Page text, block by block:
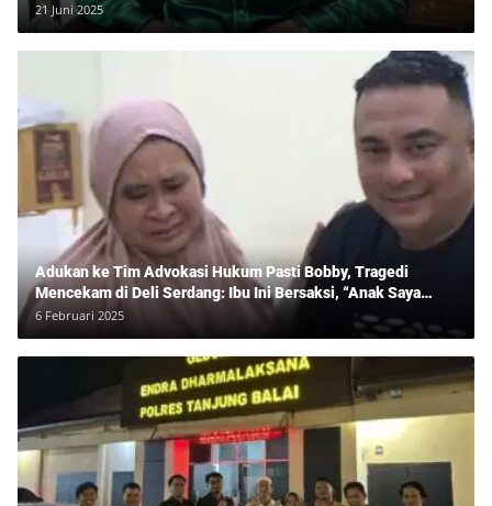
21 Juni 2025
Adukan ke Tim Advokasi Hukum Pasti Bobby, Tragedi
Mencekam di Deli Serdang: Ibu Ini Bersaksi, “Anak Saya
Ditangkap Tanpa Bukti dan Bukan Bandar Narkoba!”
6 Februari 2025